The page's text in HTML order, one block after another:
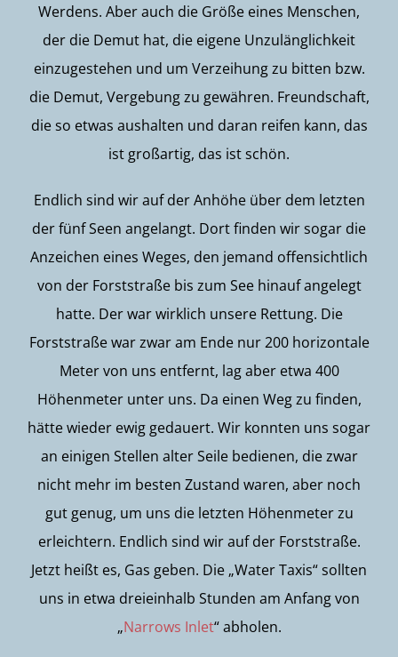
Werdens. Aber auch die Größe eines Menschen,
der die Demut hat, die eigene Unzulänglichkeit
einzugestehen und um Verzeihung zu bitten bzw.
die Demut, Vergebung zu gewähren. Freundschaft,
die so etwas aushalten und daran reifen kann, das
ist großartig, das ist schön.
Endlich sind wir auf der Anhöhe über dem letzten
der fünf Seen angelangt. Dort finden wir sogar die
Anzeichen eines Weges, den jemand offensichtlich
von der Forststraße bis zum See hinauf angelegt
hatte. Der war wirklich unsere Rettung. Die
Forststraße war zwar am Ende nur 200 horizontale
Meter von uns entfernt, lag aber etwa 400
Höhenmeter unter uns. Da einen Weg zu finden,
hätte wieder ewig gedauert. Wir konnten uns sogar
an einigen Stellen alter Seile bedienen, die zwar
nicht mehr im besten Zustand waren, aber noch
gut genug, um uns die letzten Höhenmeter zu
erleichtern. Endlich sind wir auf der Forststraße.
Jetzt heißt es, Gas geben. Die „Water Taxis“ sollten
uns in etwa dreieinhalb Stunden am Anfang von
„Narrows Inlet“ abholen.